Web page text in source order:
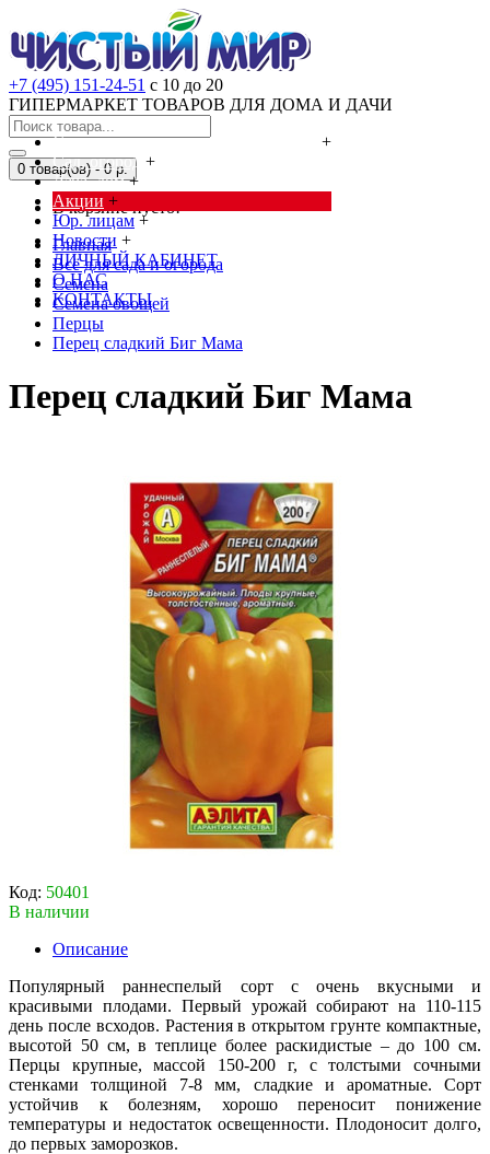
+7 (495) 151-24-51 с 10 до 20
ГИПЕРМАРКЕТ ТОВАРОВ ДЛЯ ДОМА И ДАЧИ
Cредства от насекомых и грызунов
+
Сад, огород +
Дача, дом +
Акции +
Юр. лицам +
Новости +
ЛИЧНЫЙ КАБИНЕТ
О НАС
КОНТАКТЫ
0 товар(ов) - 0 р.
В корзине пусто!
Главная
Всё для сада и огорода
Семена
Семена овощей
Перцы
Перец сладкий Биг Мама
Перец сладкий Биг Мама
Код: 50401
В наличии
Описание
Популярный раннеспелый сорт с очень вкусными и
красивыми плодами. Первый урожай собирают на 110-115
день после всходов. Растения в открытом грунте компактные,
высотой 50 см, в теплице более раскидистые – до 100 см.
Перцы крупные, массой 150-200 г, с толстыми сочными
стенками толщиной 7-8 мм, сладкие и ароматные. Сорт
устойчив к болезням, хорошо переносит понижение
температуры и недостаток освещенности. Плодоносит долго,
до первых заморозков.